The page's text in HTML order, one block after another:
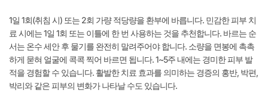
1일 1회(취침 시) 또는 2회 가량 적당량을 환부에 바릅니다. 민감한 피부 치
료 시에는 1일 1회 또는 이틀에 한 번 사용하는 것을 추천합니다. 바르는 순
서는 온수 세안 후 물기를 완전히 말려주어야 합니다. 소량을 면봉에 촉촉
하게 묻혀 얼굴에 콕콕 찍어 바르면 됩니다. 1~5주 내에는 경미한 피부 발
적을 경험할 수 있습니다. 활발한 치료 효과를 의미하는 경증의 홍반, 박편,
박리와 같은 피부의 변화가 나타날 수도 있습니다.